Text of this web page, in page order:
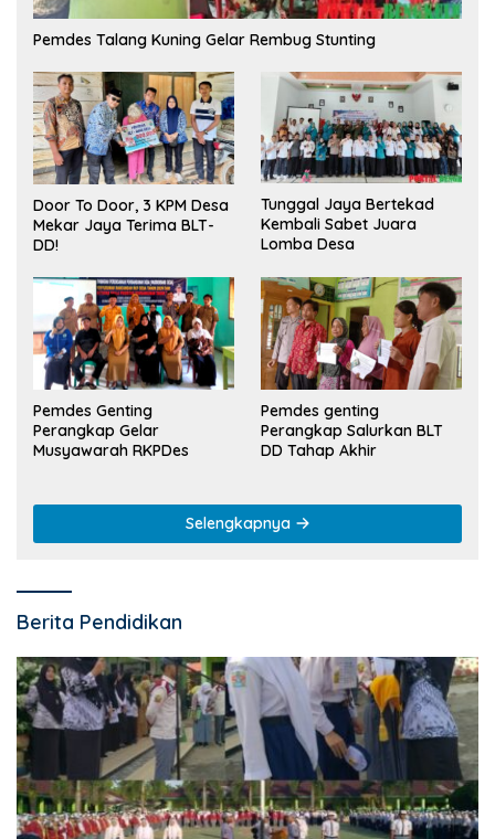
Pemdes Talang Kuning Gelar Rembug Stunting
Door To Door, 3 KPM Desa
Mekar Jaya Terima BLT-
DD!
Tunggal Jaya Bertekad
Kembali Sabet Juara
Lomba Desa
Pemdes Genting
Perangkap Gelar
Musyawarah RKPDes
Pemdes genting
Perangkap Salurkan BLT
DD Tahap Akhir
Selengkapnya
Berita Pendidikan